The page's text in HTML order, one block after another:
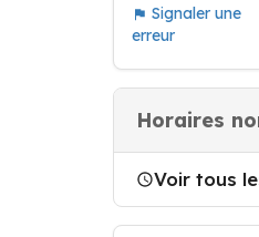
Signaler une
erreur
Horaires
Voir tous